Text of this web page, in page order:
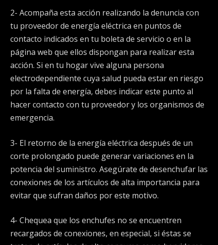
2- Acompaña esta acción realizando la denuncia con
tu proveedor de energía eléctrica en puntos de
contacto indicados en tu boleta de servicio o en la
página web que ellos dispongan para realizar esta
acción. Si en tu hogar vive alguna persona
electrodependiente cuya salud pueda estar en riesgo
por la falta de energía, debes indicar este punto al
hacer contacto con tu proveedor y los organismos de
emergencia.
3- El retorno de la energía eléctrica después de un
corte prolongado puede generar variaciones en la
potencia del suministro. Asegúrate de desenchufar las
conexiones de los artículos de alta importancia para
evitar que sufran daños por este motivo.
4- Chequea que los enchufes no se encuentren
recargados de conexiones, en especial, si éstas se